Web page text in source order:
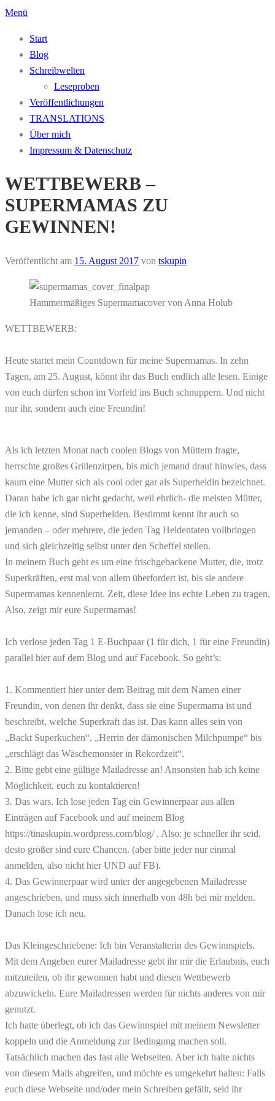
Zum
springen
Menü
Start
Blog
Schreibwelten
Leseproben
Veröffentlichungen
TRANSLATIONS
Über mich
Impressum & Datenschutz
WETTBEWERB –
SUPERMAMAS ZU
GEWINNEN!
Veröffentlicht am 15. August 2017 von tskupin
Hammermäßiges Supermamacover von Anna Holub
WETTBEWERB:
Heute startet mein Countdown für meine Supermamas. In zehn
Tagen, am 25. August, könnt ihr das Buch endlich alle lesen. Einige
von euch dürfen schon im Vorfeld ins Buch schnuppern. Und nicht
nur ihr, sondern auch eine Freundin!
Als ich letzten Monat nach coolen Blogs von Müttern fragte,
herrschte großes Grillenzirpen, bis mich jemand drauf hinwies, dass
kaum eine Mutter sich als cool oder gar als Superheldin bezeichnet.
Daran habe ich gar nicht gedacht, weil ehrlich- die meisten Mütter,
die ich kenne, sind Superhelden. Bestimmt kennt ihr auch so
jemanden – oder mehrere, die jeden Tag Heldentaten vollbringen
und sich gleichzeitig selbst unter den Scheffel stellen.
In meinem Buch geht es um eine frischgebackene Mutter, die, trotz
Superkräften, erst mal von allem überfordert ist, bis sie andere
Supermamas kennenlernt. Zeit, diese Idee ins echte Leben zu tragen.
Also, zeigt mir eure Supermamas!
Ich verlose jeden Tag 1 E-Buchpaar (1 für dich, 1 für eine Freundin)
parallel hier auf dem Blog und auf Facebook. So geht’s:
1. Kommentiert hier unter dem Beitrag mit dem Namen einer
Freundin, von denen ihr denkt, dass sie eine Supermama ist und
beschreibt, welche Superkraft das ist. Das kann alles sein von
„Backt Superkuchen“, „Herrin der dämonischen Milchpumpe“ bis
„erschlägt das Wäschemonster in Rekordzeit“.
2. Bitte gebt eine gültige Mailadresse an! Ansonsten hab ich keine
Möglichkeit, euch zu kontaktieren!
3. Das wars. Ich lose jeden Tag ein Gewinnerpaar aus allen
Einträgen auf Facebook und auf meinem Blog
https://tinaskupin.wordpress.com/blog/ . Also: je schneller ihr seid,
desto größer sind eure Chancen. (aber bitte jeder nur einmal
anmelden, also nicht hier UND auf FB).
4. Das Gewinnerpaar wird unter der angegebenen Mailadresse
angeschrieben, und muss sich innerhalb von 48h bei mir melden.
Danach lose ich neu.
Das Kleingeschriebene: Ich bin Veranstalterin des Gewinnspiels.
Mit dem Angeben eurer Mailadresse gebt ihr mir die Erlaubnis, euch
mitzuteilen, ob ihr gewonnen habt und diesen Wettbewerb
abzuwickeln. Eure Mailadressen werden für nichts anderes von mir
genutzt.
Ich hatte überlegt, ob ich das Gewinnspiel mit meinem Newsletter
koppeln und die Anmeldung zur Bedingung machen soll.
Tatsächlich machen das fast alle Webseiten. Aber ich halte nichts
von diesem Mails abgreifen, und möchte es umgekehrt halten: Falls
euch diese Webseite und/oder mein Schreiben gefällt, seid ihr